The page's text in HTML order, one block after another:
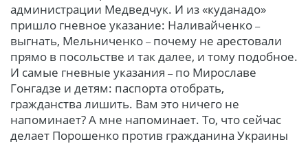
администрации Медведчук. И из «куданадо»
пришло гневное указание: Наливайченко –
выгнать, Мельниченко – почему не арестовали
прямо в посольстве и так далее, и тому подобное.
И самые гневные указания – по Мирославе
Гонгадзе и детям: паспорта отобрать,
гражданства лишить. Вам это ничего не
напоминает? А мне напоминает. То, что сейчас
делает Порошенко против гражданина Украины